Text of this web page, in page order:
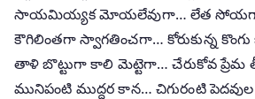
సాయమియ్యక మోయలేవుగా… లేత
కౌగిలింతగా స్వాగతించగా… కోరుకున్న
తాళి బొట్టుగా కాలి మెట్టెగా… చేరుకోవ
మునిపంటి ముద్దర కాన… చిగురంటి